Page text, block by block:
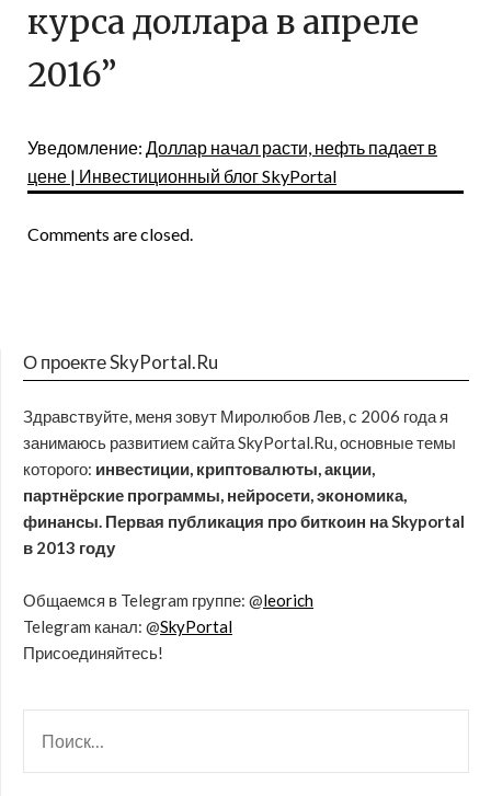
курса доллара в апреле
2016”
Уведомление: Доллар начал расти, нефть падает в
цене | Инвестиционный блог SkyPortal
Comments are closed.
О проекте SkyPortal.Ru
Здравствуйте, меня зовут Миролюбов Лев, с 2006 года я
занимаюсь развитием сайта SkyPortal.Ru, основные темы
которого: инвестиции, криптовалюты, акции,
партнёрские программы, нейросети, экономика,
финансы. Первая публикация про биткоин на Skyportal
в 2013 году
Общаемся в Telegram группе: @leorich
Telegram канал: @SkyPortal
Присоединяйтесь!